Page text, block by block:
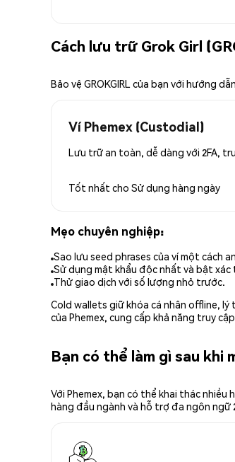
Cách lưu trữ Grok Girl
Bảo vệ GROKGIRL của bạn với hướng
Ví Phemex (Custodial)
Lưu trữ an toàn, dễ dàng với 2FA,
Tốt nhất cho Sử dụng hàng ngày
Mẹo chuyên nghiệp:
Sao lưu seed phrases của ví một cách
Sử dụng mật khẩu độc nhất và bật xác
Thử giao dịch với số lượng nhỏ trước.
Cold wallets giữ khóa cá nhân offline,
của Phemex, cung cấp khả năng truy
Bạn có thể làm gì sau khi
Với Phemex, bạn có thể khai thác
hàng đầu ngành và hỗ trợ đa ngôn ngữ